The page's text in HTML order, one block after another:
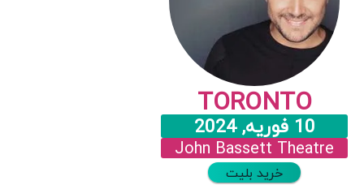
TORONTO
10 فوریه, 2024
John Bassett Theatre
خرید بلیت